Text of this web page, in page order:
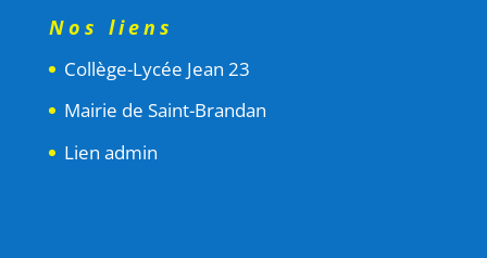
Nos liens
Collège-Lycée Jean 23
Mairie de Saint-Brandan
Lien admin